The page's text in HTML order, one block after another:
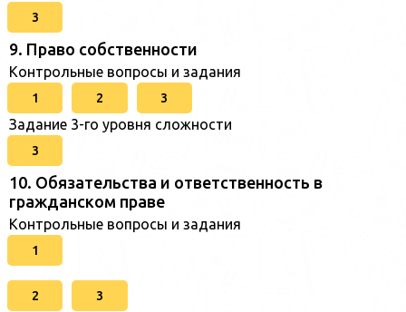
3
9. Право собственности
Контрольные вопросы и задания
1 2 3
Задание 3-го уровня сложности
3
10. Обязательства и ответственность в
гражданском праве
Контрольные вопросы и задания
1
2 3